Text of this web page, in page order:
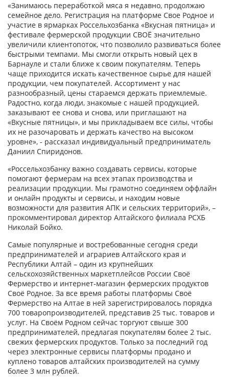
«Занимаюсь переработкой мяса я недавно, продолжаю
семейное дело. Регистрация на платформе Свое Родное и
участие в ярмарках Россельхозбанка «Вкусная пятница» и
фестивале фермерской продукции СВОЁ значительно
увеличили клиентопоток, что позволило развиваться более
быстрыми темпами. Мы смогли открыть новый цех в
Барнауле и стали ближе к своим покупателям. Теперь
чаще приходится искать качественное сырье для нашей
продукции, чем покупателей. Ассортимент у нас
разнообразный, цены стараемся держать приемлемые.
Радостно, когда люди, знакомые с нашей продукцией,
заказывают ее снова и снова, или приглашают на
«Вкусные пятницы», и мы прикладываем все силы, чтобы
их не разочаровать и держать качество на высоком
уровне», - рассказал индивидуальный предприниматель
Даниил Спиридонов.
«Россельхозбанку важно создавать сервисы, которые
помогают фермерам на всех этапах производства и
реализации продукции. Мы грамотно соединяем оффлайн
и онлайн продукты и сервисы, и находим новые
возможности для развития АПК и сельских территорий», –
прокомментировал директор Алтайского филиала РСХБ
Николай Бойко.
Самые популярные и востребованные сегодня среди
предпринимателей и аграриев Алтайского края и
Республики Алтай – один из крупнейших
сельскохозяйственных маркетплейсов России Своё
Фермерство и интернет-магазин фермерских продуктов
Своё Родное. За все время работы платформы Своё
Фермерство на Алтае в ней зарегистрировалось порядка
700 товаропроизводителей, представив 25 тыс. товаров и
услуг. На Своём Родном сейчас торгуют свыше 300
предпринимателей, предлагая покупателям более 2 тыс.
свежих фермерских продуктов. Только за последний год
через электронные сервисы платформы продано и
куплено товаров алтайских производителей на сумму
более 3 млн рублей.